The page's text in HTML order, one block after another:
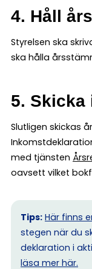
4. Håll
Styrelsen ska
ska hålla
5. Skicka
Slutligen skickas
med tjänsten
oavsett vilket
Tips: Här finns
stegen när du
deklaration i
läsa mer här.